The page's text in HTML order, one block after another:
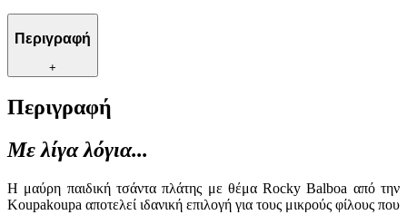
Περιγραφή
+
Περιγραφή
Με λίγα λόγια...
Η μαύρη παιδική τσάντα πλάτης με θέμα Rocky Balboa από την
Koupakoupa αποτελεί ιδανική επιλογή για τους μικρούς φίλους που